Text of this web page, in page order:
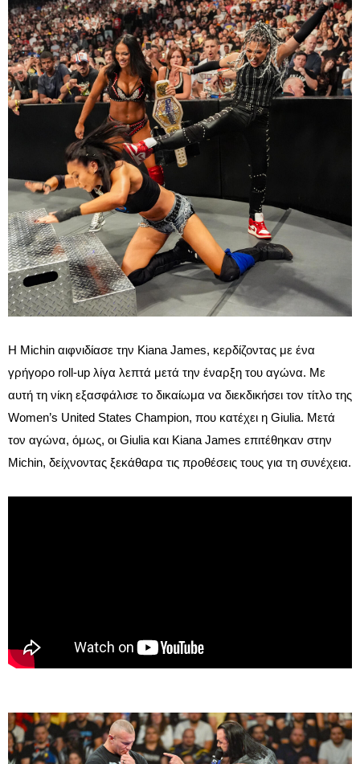
Η Michin αιφνιδίασε την Kiana James, κερδίζοντας με ένα
γρήγορο roll-up λίγα λεπτά μετά την έναρξη του αγώνα. Με
αυτή τη νίκη εξασφάλισε το δικαίωμα να διεκδικήσει τον τίτλο της
Women’s United States Champion, που κατέχει η Giulia. Μετά
τον αγώνα, όμως, οι Giulia και Kiana James επιτέθηκαν στην
Michin, δείχνοντας ξεκάθαρα τις προθέσεις τους για τη συνέχεια.